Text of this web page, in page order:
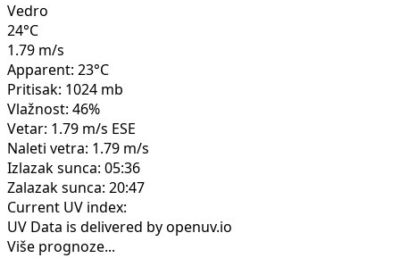
Vedro
24°C
1.79 m/s
Apparent: 23°C
Pritisak: 1024 mb
Vlažnost: 46%
Vetar: 1.79 m/s ESE
Naleti vetra: 1.79 m/s
Izlazak sunca: 05:36
Zalazak sunca: 20:47
Current UV index:
UV Data is delivered by openuv.io
Više prognoze...